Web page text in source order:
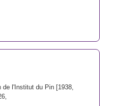
de l'Institut du Pin [1938,